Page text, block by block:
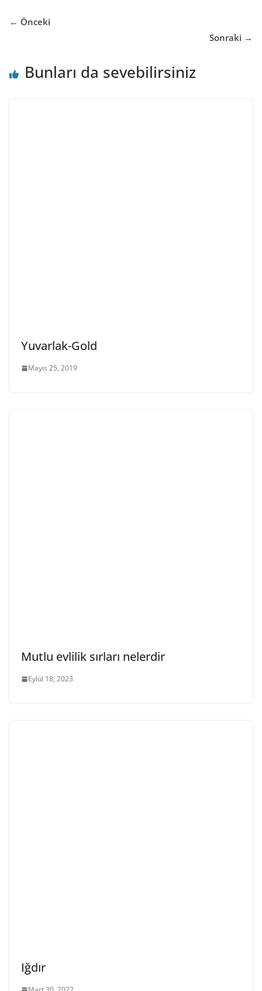
← Önceki
Sonraki →
Bunları da sevebilirsiniz
Yuvarlak-Gold
Mayıs 25, 2019
Mutlu evlilik sırları nelerdir
Eylül 18, 2023
Iğdır